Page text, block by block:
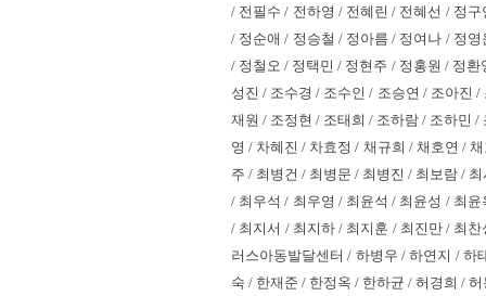
/ 전필수 / 전하영 / 전혜린 / 전혜선 / 정
/ 정순애 / 정승철 / 정아름 / 정여나 / 정
/ 정철오 / 정택민 / 정현주 / 정홍원 / 정
성진 / 조수경 / 조수인 / 조승연 / 조아진
재원 / 조정현 / 조태희 / 조하람 / 조하민
영 / 차혜진 / 차효정 / 채규희 / 채호연 /
주 / 최병건 / 최병문 / 최병진 / 최보람 /
/ 최우석 / 최우영 / 최윤석 / 최윤성 / 최
/ 최지서 / 최지하 / 최지훈 / 최진만 / 최
러스아동발달센터 / 하병우 / 하연지 /
숙 / 한재준 / 한정옥 / 한하균 / 허경희 /